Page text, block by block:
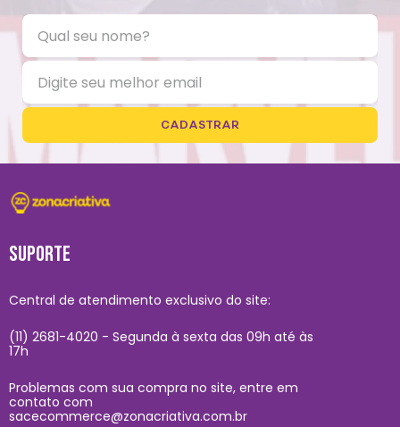
CADASTRAR
SUPORTE
Central de atendimento exclusivo do site:
(11) 2681-4020 - Segunda à sexta das 09h até às
17h
Problemas com sua compra no site, entre em
contato com
sacecommerce@zonacriativa.com.br